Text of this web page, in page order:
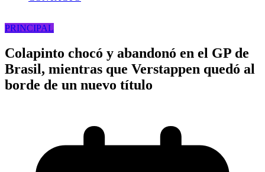
PRINCIPAL
Colapinto chocó y abandonó en el GP de
Brasil, mientras que Verstappen quedó al
borde de un nuevo título